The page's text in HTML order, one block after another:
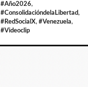
#Año2026,
#ConsolidacióndelaLibertad,
#RedSocialX, #Venezuela,
#Videoclip